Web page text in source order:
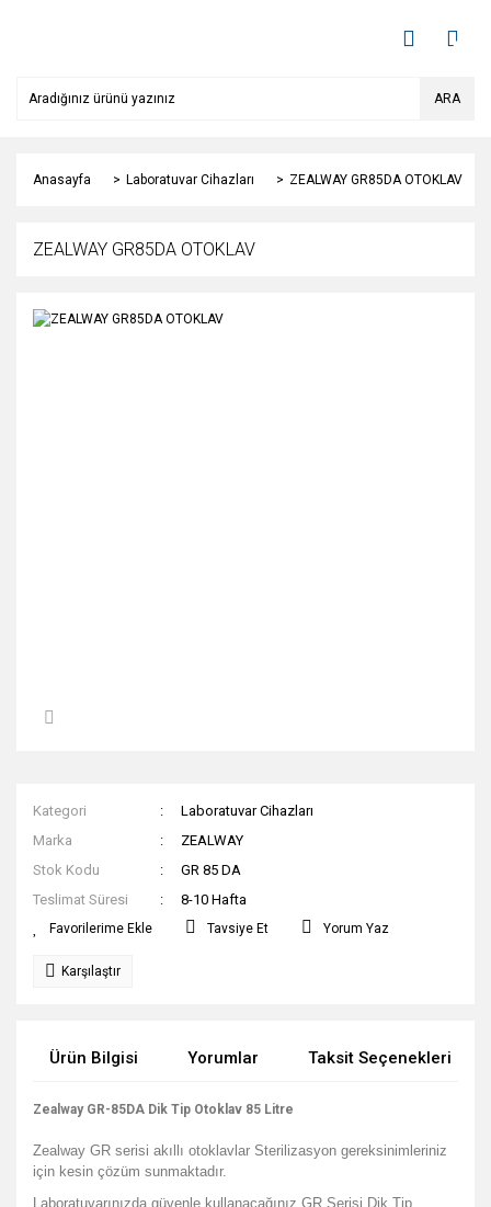
ARA
Anasayfa Laboratuvar Cihazları ZEALWAY GR85DA OTOKLAV
ZEALWAY GR85DA OTOKLAV
Kategori
Laboratuvar Cihazları
Marka
ZEALWAY
Stok Kodu
GR 85 DA
Teslimat Süresi
8-10 Hafta
Tavsiye Et Yorum Yaz
Karşılaştır
Ürün Bilgisi Yorumlar Taksit Seçenekleri
Zealway GR-85DA Dik Tip Otoklav 85 Litre
Zealway GR serisi akıllı otoklavlar Sterilizasyon gereksinimleriniz
için kesin çözüm sunmaktadır.
Laboratuvarınızda güvenle kullanacağınız GR Serisi Dik Tip